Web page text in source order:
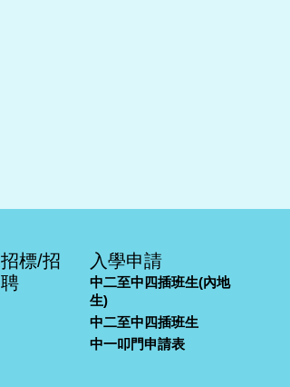
招標/招
聘
入學申請
中二至中四插班生(內地
生)
中二至中四插班生
中一叩門申請表